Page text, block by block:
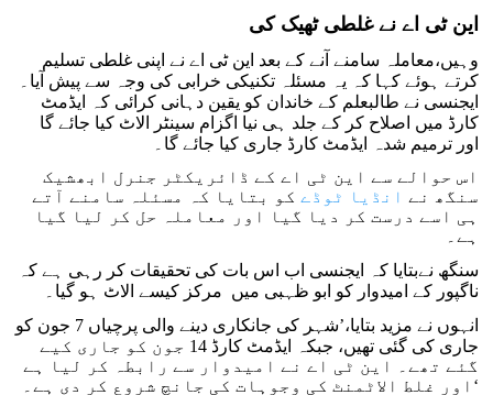
این ٹی اے نے غلطی ٹھیک کی
وہیں،معاملہ سامنے آنے کے بعد این ٹی اے نے اپنی غلطی تسلیم
کرتے ہوئے کہا کہ یہ مسئلہ تکنیکی خرابی کی وجہ سے پیش آیا۔
ایجنسی نے طالبعلم کے خاندان کو یقین دہانی کرائی کہ ایڈمٹ
کارڈ میں اصلاح کر کے جلد ہی نیا اگزام سینٹر الاٹ کیا جائے گا
اور ترمیم شدہ ایڈمٹ کارڈ جاری کیا جائے گا۔
اس حوالے سے این ٹی اے کے ڈائریکٹر جنرل ابھشیک
سنگھ نے انڈیا ٹوڈے کو بتایا کہ مسئلہ سامنے آتے
ہی اسے درست کر دیا گیا اور معاملہ حل کر لیا گیا
ہے۔
سنگھ نےبتایا کہ ایجنسی اب اس بات کی تحقیقات کر رہی ہے کہ
ناگپور کے امیدوار کو ابو ظہبی میں مرکز کیسے الاٹ ہو گیا۔
انہوں نے مزید بتایا،’شہر کی جانکاری دینے والی پرچیاں 7 جون کو
جاری کی گئی تھیں، جبکہ ایڈمٹ کارڈ 14 جون کو جاری کیے
گئے تھے۔ این ٹی اے نے امیدوار سے رابطہ کر لیا ہے
اور غلط الاٹمنٹ کی وجوہات کی جانچ شروع کر دی ہے۔‘